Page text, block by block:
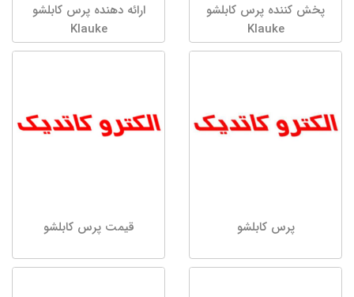
پخش کننده پرس کابلشو
Klauke
ارائه دهنده پرس کابلشو
Klauke
پرس کابلشو قیمت پرس کابلشو